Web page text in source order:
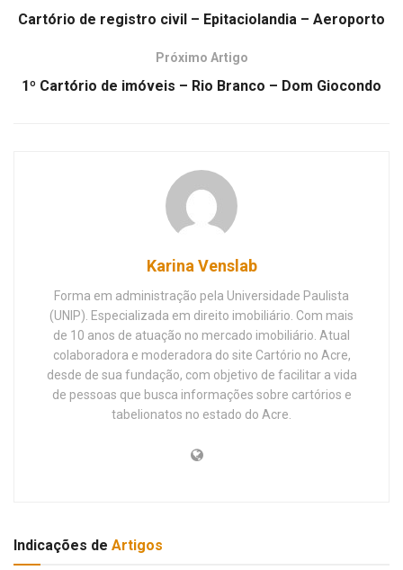
Cartório de registro civil – Epitaciolandia – Aeroporto
Próximo Artigo
1º Cartório de imóveis – Rio Branco – Dom Giocondo
Karina Venslab
Forma em administração pela Universidade Paulista
(UNIP). Especializada em direito imobiliário. Com mais
de 10 anos de atuação no mercado imobiliário. Atual
colaboradora e moderadora do site Cartório no Acre,
desde de sua fundação, com objetivo de facilitar a vida
de pessoas que busca informações sobre cartórios e
tabelionatos no estado do Acre.
Indicações de Artigos